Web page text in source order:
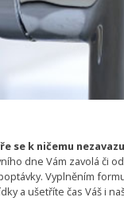
se k ničemu
dne Vám zavolá či
Vyplněním
a ušetříte čas Váš i